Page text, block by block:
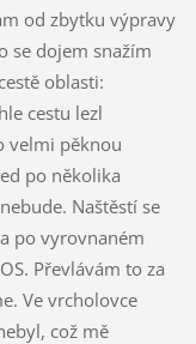
od zbytku výpravy
se dojem snažím
oblasti:
cestu lezl
velmi pěknou
po několika
Naštěstí se
po vyrovnaném
Převlávám to za
Ve vrcholovce
což mě